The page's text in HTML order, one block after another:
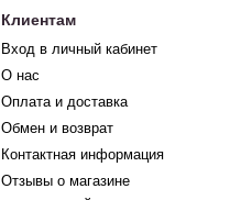
Клиентам
Вход в личный кабинет
О нас
Оплата и доставка
Обмен и возврат
Контактная информация
Отзывы о магазине